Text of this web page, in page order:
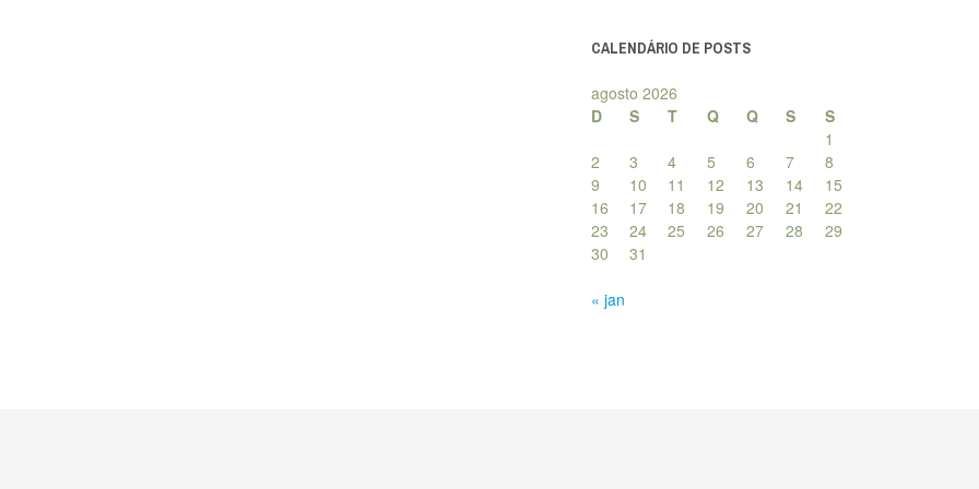
CALENDÁRIO DE POSTS
agosto 2026
D
S T Q Q S
S
1
2
3 4 5 6 7
8
9
10 11 12 13 14
15
16
17 18 19 20 21
22
23
24 25 26 27 28
29
30
31
« jan